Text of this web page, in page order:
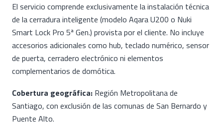
El servicio comprende exclusivamente la instalación técnica
de la cerradura inteligente (modelo Aqara U200 o Nuki
Smart Lock Pro 5ª Gen.) provista por el cliente. No incluye
accesorios adicionales como hub, teclado numérico, sensor
de puerta, cerradero electrónico ni elementos
complementarios de domótica.
Cobertura geográfica: Región Metropolitana de
Santiago, con exclusión de las comunas de San Bernardo y
Puente Alto.